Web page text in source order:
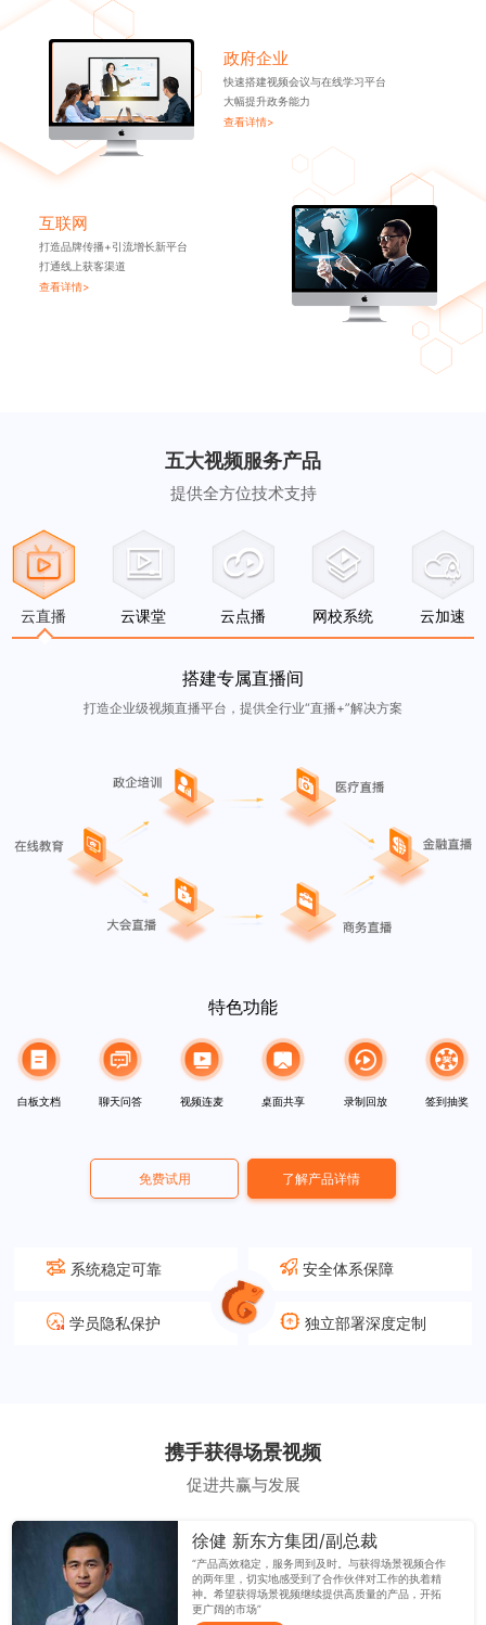
政府企业
快速搭建视频会议与在线学习平台
大幅提升政务能力
查看详情>
互联网
打造品牌传播+引流增长新平台
打通线上获客渠道
查看详情>
五大视频服务产品
提供全方位技术支持
云直播 云课堂 云点播 网校系统 云加速
搭建专属直播间
打造企业级视频直播平台，提供全行业“直播+”解决方案
特色功能
白板文档 聊天问答 视频连麦 桌面共享 录制回放 签到抽奖
免费试用 了解产品详情
系统稳定可靠 安全体系保障
学员隐私保护 独立部署深度定制
携手获得场景视频
促进共赢与发展
徐健 新东方集团/副总裁
“产品高效稳定，服务周到及时。与获得场景视频合作
的两年里，切实地感受到了合作伙伴对工作的执着精
神。希望获得场景视频继续提供高质量的产品，开拓
更广阔的市场”